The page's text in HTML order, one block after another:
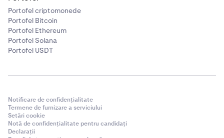
Portofel criptomonede
Portofel Bitcoin
Portofel Ethereum
Portofel Solana
Portofel USDT
Notificare de confidențialitate
Termene de furnizare a serviciului
Setări cookie
Notă de confidențialitate pentru candidați
Declarații